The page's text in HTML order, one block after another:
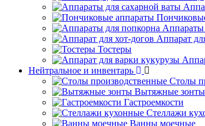
Аппараты
Аппарат
Тостеры
Нейтральное и инвентарь
Столы
Вытяжные зонты
Гастроемкости
Стеллажи
Ванны моечные